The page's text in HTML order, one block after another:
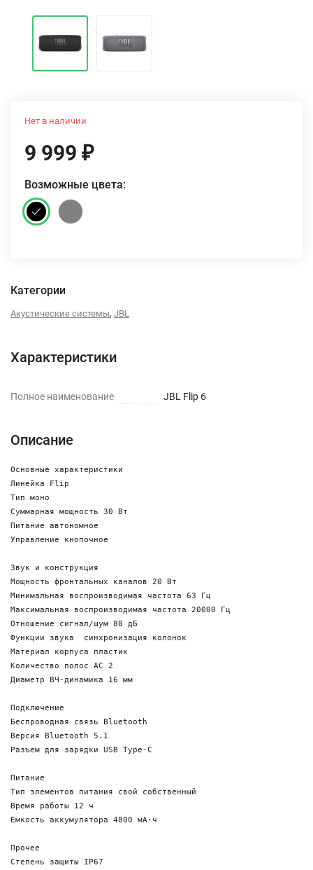
Нет в наличии
9 999 ₽
Возможные цвета:
Категории
Акустические системы, JBL
Характеристики
Полное наименование JBL Flip 6
Описание
Основные характеристики
Линейка Flip
Тип моно
Суммарная мощность 30 Вт
Питание автономное
Управление кнопочное
Звук и конструкция
Мощность фронтальных каналов 20 Вт
Минимальная воспроизводимая частота 63 Гц
Максимальная воспроизводимая частота 20000 Гц
Отношение сигнал/шум 80 дБ
Функции звука  синхронизация колонок
Материал корпуса пластик
Количество полос AC 2
Диаметр ВЧ-динамика 16 мм
Подключение
Беспроводная связь Bluetooth
Версия Bluetooth 5.1
Разъем для зарядки USB Type-C
Питание
Тип элементов питания свой собственный
Время работы 12 ч
Емкость аккумулятора 4800 мА·ч
Прочее
Степень защиты IP67